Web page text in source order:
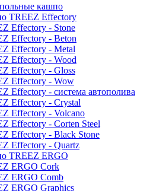
кашпо
TREEZ Effectory
Effectory - Stone
Effectory - Beton
Effectory - Metal
Effectory - Wood
Effectory - Gloss
Effectory - Wow
Effectory - система автополива
Effectory - Crystal
Effectory - Volcano
Effectory - Corten Steel
Effectory - Black Stone
Effectory - Quartz
TREEZ ERGO
ERGO Cork
ERGO Comb
ERGO Graphics